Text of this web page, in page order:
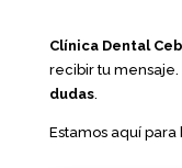
Clínica Dental
recibir tu mensaje.
dudas.
Estamos aquí para